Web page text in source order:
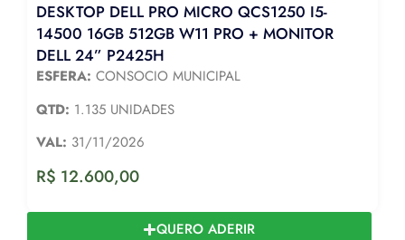
DESKTOP DELL PRO MICRO QCS1250 I5-
14500 16GB 512GB W11 PRO + MONITOR
DELL 24” P2425H
ESFERA: CONSOCIO MUNICIPAL
QTD: 1.135 UNIDADES
VAL: 31/11/2026
R$ 12.600,00
QUERO ADERIR